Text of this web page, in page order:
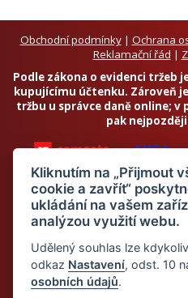
Obchodní podmínky| Ochrana
Reklamační řád |
Podle zákona o evidenci tržeb
kupujícímu účtenku. Zároveň
tržbu u správce daně online;
pak
Chci odebírat
Kliknutím na „Přijmout
cookie a zavřít“
ukládání na vašem
analýzou využití webu.
Udělený souhlas lze
odkaz Nastavení, odst. 10
osobních údajů.